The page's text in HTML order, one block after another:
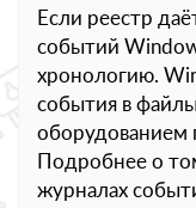
Если реестр
событий
хронологию.
события в файлы
оборудованием
Подробнее о
журналах